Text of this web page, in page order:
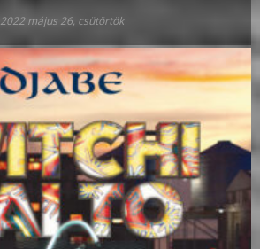
2022 május 26, csütörtök